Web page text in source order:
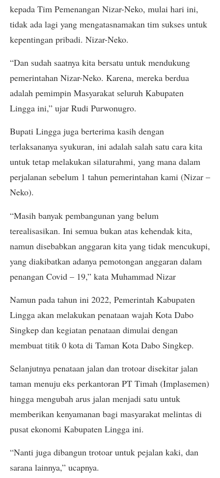
kepada Tim Pemenangan Nizar-Neko, mulai hari ini,
tidak ada lagi yang mengatasnamakan tim sukses untuk
kepentingan pribadi. Nizar-Neko.
“Dan sudah saatnya kita bersatu untuk mendukung
pemerintahan Nizar-Neko. Karena, mereka berdua
adalah pemimpin Masyarakat seluruh Kabupaten
Lingga ini,” ujar Rudi Purwonugro.
Bupati Lingga juga berterima kasih dengan
terlaksananya syukuran, ini adalah salah satu cara kita
untuk tetap melakukan silaturahmi, yang mana dalam
perjalanan sebelum 1 tahun pemerintahan kami (Nizar –
Neko).
“Masih banyak pembangunan yang belum
terealisasikan. Ini semua bukan atas kehendak kita,
namun disebabkan anggaran kita yang tidak mencukupi,
yang diakibatkan adanya pemotongan anggaran dalam
penangan Covid – 19,” kata Muhammad Nizar
Namun pada tahun ini 2022, Pemerintah Kabupaten
Lingga akan melakukan penataan wajah Kota Dabo
Singkep dan kegiatan penataan dimulai dengan
membuat titik 0 kota di Taman Kota Dabo Singkep.
Selanjutnya penataan jalan dan trotoar disekitar jalan
taman menuju eks perkantoran PT Timah (Implasemen)
hingga mengubah arus jalan menjadi satu untuk
memberikan kenyamanan bagi masyarakat melintas di
pusat ekonomi Kabupaten Lingga ini.
“Nanti juga dibangun trotoar untuk pejalan kaki, dan
sarana lainnya,” ucapnya.